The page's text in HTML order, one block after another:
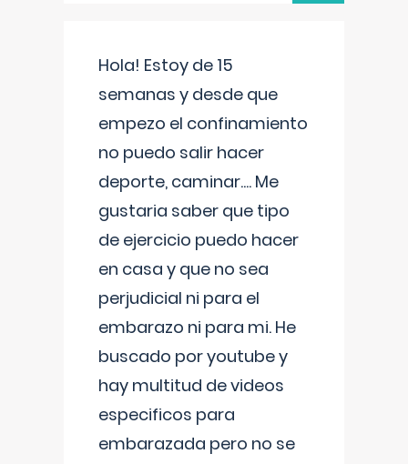
Hola! Estoy de 15
semanas y desde que
empezo el confinamiento
no puedo salir hacer
deporte, caminar.... Me
gustaria saber que tipo
de ejercicio puedo hacer
en casa y que no sea
perjudicial ni para el
embarazo ni para mi. He
buscado por youtube y
hay multitud de videos
especificos para
embarazada pero no se